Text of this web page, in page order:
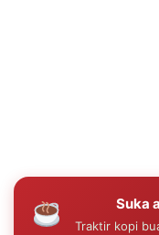
Suka
Traktir kopi